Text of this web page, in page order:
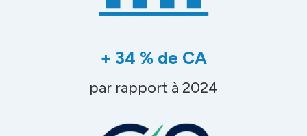
+ 34 % de CA
par rapport à 2024